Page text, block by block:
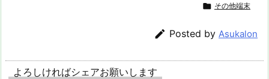
 その他端末
 Posted by Asukalon
よろしければシェアお願いします